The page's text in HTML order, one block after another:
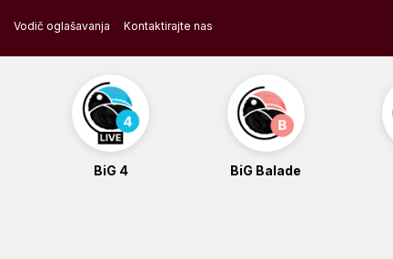
Vodič oglašavanja Kontaktirajte nas
BiG 4 BiG Balade